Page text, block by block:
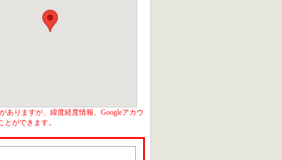
ありますが、緯度経度情報、Googleアカウ
ができます。